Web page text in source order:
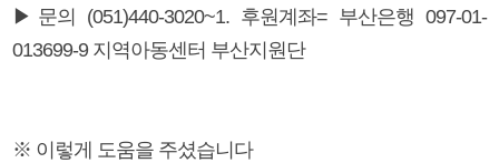
▶문의 (051)440-3020~1. 후원계좌= 부산은행 097-01-
013699-9 지역아동센터 부산지원단
※ 이렇게 도움을 주셨습니다